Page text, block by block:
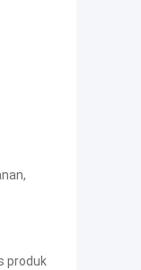
produk